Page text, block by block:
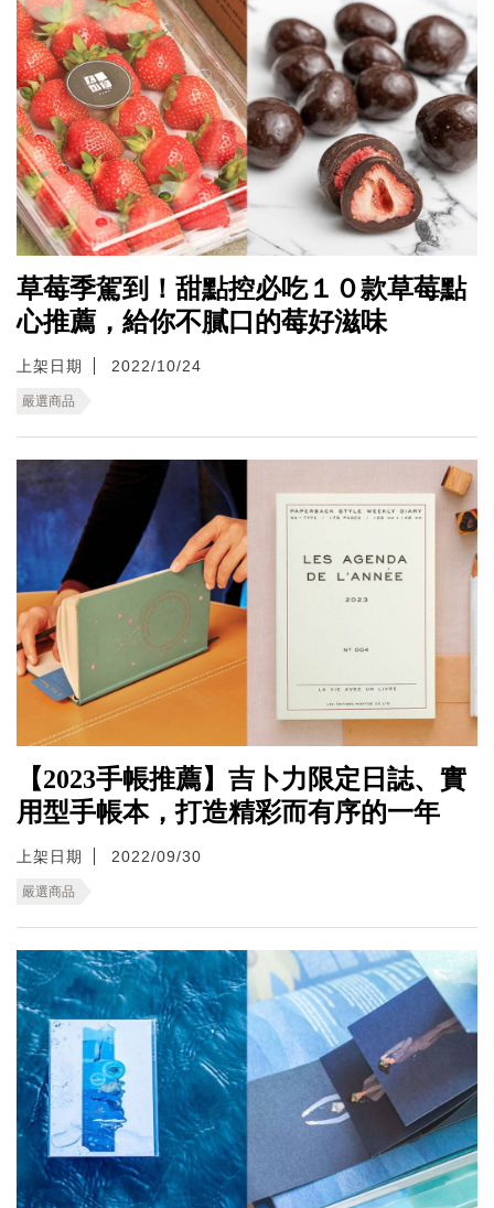
草莓季駕到！甜點控必吃１０款草莓點
心推薦，給你不膩口的莓好滋味
上架日期 2022/10/24
嚴選商品
【2023手帳推薦】吉卜力限定日誌、實
用型手帳本，打造精彩而有序的一年
上架日期 2022/09/30
嚴選商品